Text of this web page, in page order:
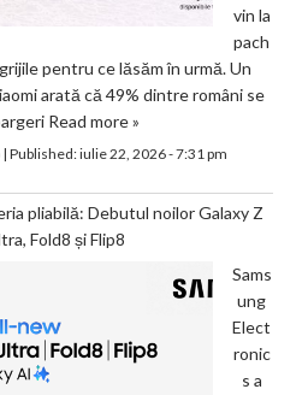
vin la
pach
pentru ce lăsăm în urmă. Un
arată că 49% dintre români se
Read more »
| Published:iulie 22, 2026 - 7:31 pm
pliabilă: Debutul noilor Galaxy Z
Fold8 și Flip8
Sams
ung
Elect
ronic
s a